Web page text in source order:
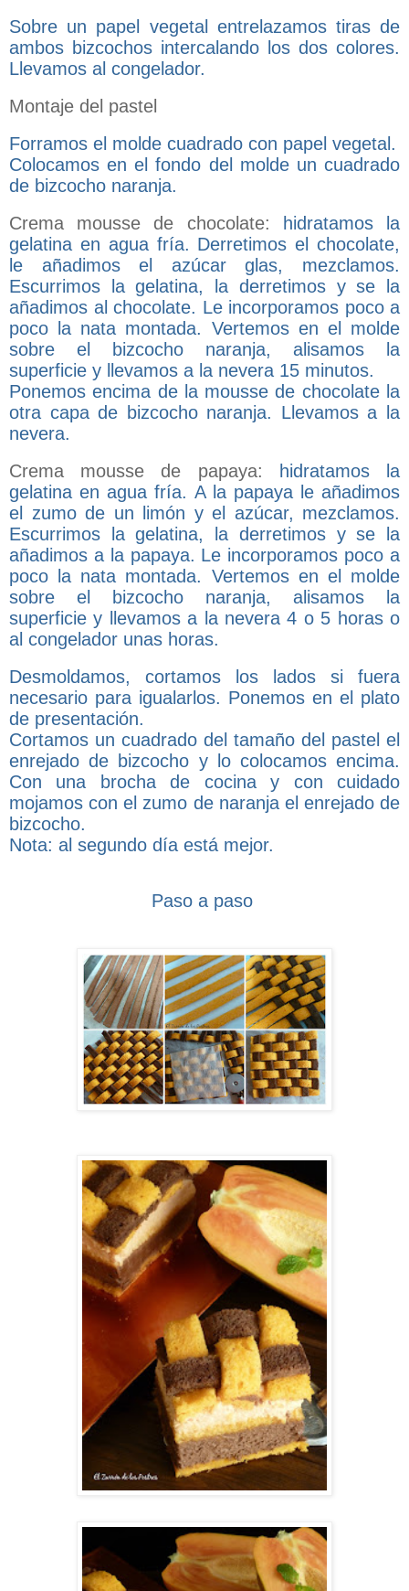
Sobre un papel vegetal entrelazamos tiras de
ambos bizcochos intercalando los dos colores.
Llevamos al congelador.
Montaje del pastel
Forramos el molde cuadrado con papel vegetal.
Colocamos en el fondo del molde un cuadrado
de bizcocho naranja.
Crema mousse de chocolate:
hidratamos la
gelatina en agua fría. Derretimos el chocolate,
le añadimos el azúcar glas, mezclamos.
Escurrimos la gelatina, la derretimos y se la
añadimos al chocolate. Le incorporamos poco a
poco la nata montada. Vertemos en el molde
sobre el bizcocho naranja, alisamos la
superficie y llevamos a la nevera 15 minutos.
Ponemos encima de la mousse de chocolate la
otra capa de bizcocho naranja. Llevamos a la
nevera.
Crema mousse de papaya: hidratamos la
gelatina en agua fría. A la papaya le añadimos
el zumo de un limón y el azúcar, mezclamos.
Escurrimos la gelatina, la derretimos y se la
añadimos a la papaya. Le incorporamos poco a
poco la nata montada. Vertemos en el molde
sobre el bizcocho naranja, alisamos la
superficie y llevamos a la nevera 4 o 5 horas o
al congelador unas horas.
Desmoldamos, cortamos los lados si fuera
necesario para igualarlos. Ponemos en el plato
de presentación.
Cortamos un cuadrado del tamaño del pastel el
enrejado de bizcocho y lo colocamos encima.
Con una brocha de cocina y con cuidado
mojamos con el zumo de naranja el enrejado de
bizcocho.
Nota: al segundo día está mejor.
Paso a paso